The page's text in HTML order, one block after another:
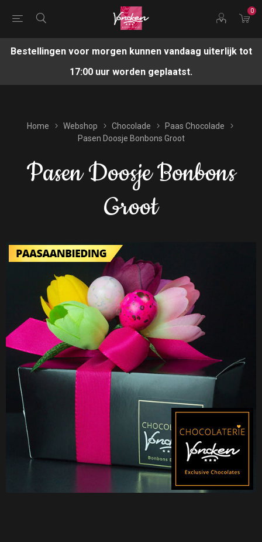
0
Bestellingen voor morgen kunnen vandaag uiterlijk tot
17:00 uur worden geplaatst.
Home Webshop Chocolade
Paas Chocolade
Pasen Doosje Bonbons Groot
Pasen Doosje Bonbons
Groot